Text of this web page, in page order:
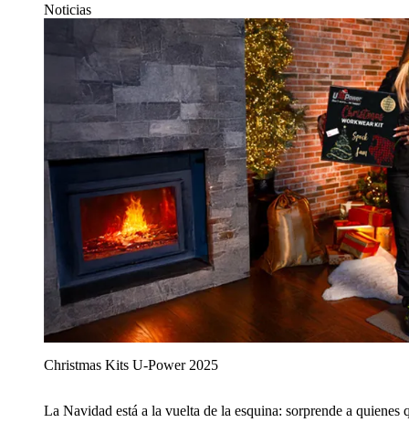
Noticias
Christmas Kits U‑Power 2025
La Navidad está a la vuelta de la esquina: sorprende a